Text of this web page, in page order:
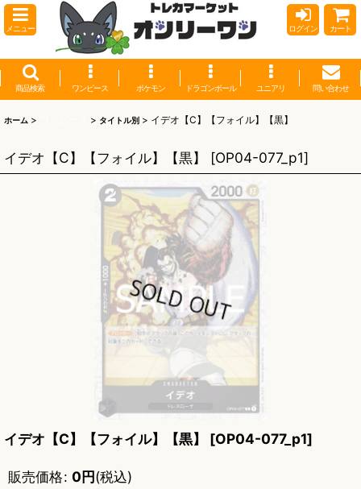
メニュー ログイン カート
商品検索 ワンピース ポケモン ドラゴンボール ユニアリ 問い合わせ
ホーム > > タイトル別 > イデオ【C】【フォイル】【黒】
イデオ【C】【フォイル】【黒】 [OP04-077_p1]
イデオ【C】【フォイル】【黒】 [OP04-077_p1]
販売価格: 0円(税込)